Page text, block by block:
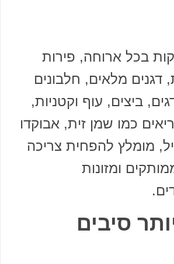
בכל ארוחה, פירות
דגנים מלאים, חלבונים
ביצים, עוף וקטניות,
כמו שמן זית, אבוקדו
מומלץ להפחית צריכה
ומזונות
סיבים